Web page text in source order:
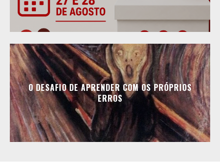
O DESAFIO DE APRENDER COM OS PRÓPRIOS
ERROS